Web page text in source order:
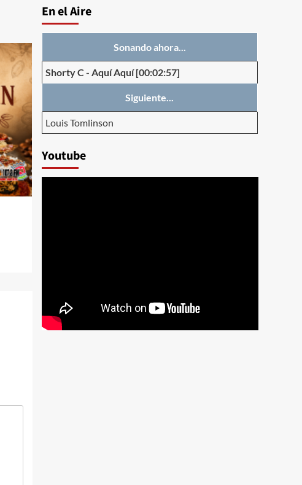
En el Aire
Sonando ahora...
Shorty C - Aquí Aquí [00:02:57]
Siguiente...
Louis Tomlinson
Youtube